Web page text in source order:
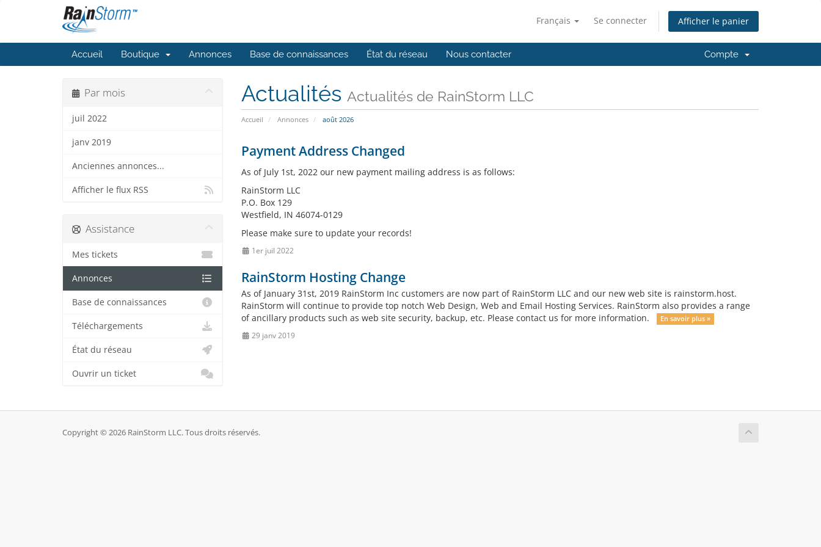
Français Se connecter Afficher le panier
Accueil Boutique Annonces Base de connaissances État du réseau Nous contacter Compte
Actualités Actualités de RainStorm LLC
Accueil Annonces août 2026
Par mois
juil 2022
janv 2019
Anciennes annonces...
Afficher le flux RSS
Payment Address Changed
As of July 1st, 2022 our new payment mailing address is as follows:
RainStorm LLC
P.O. Box 129
Westfield, IN 46074-0129
Please make sure to update your records!
1er juil 2022
RainStorm Hosting Change
As of January 31st, 2019 RainStorm Inc customers are now part of RainStorm LLC and our new web site is rainstorm.host.
RainStorm will continue to provide top notch Web Design, Web and Email Hosting Services. RainStorm also provides a range
of ancillary products such as web site security, backup, etc. Please contact us for more information.
En savoir plus »
29 janv 2019
Assistance
Mes tickets
Annonces
Base de connaissances
Téléchargements
État du réseau
Ouvrir un ticket
Copyright © 2026 RainStorm LLC. Tous droits réservés.